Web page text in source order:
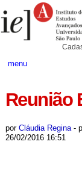
para
conteúdo.
Pessoais
menu
Reunião
por Cláudia Regina -
26/02/2016 16:51